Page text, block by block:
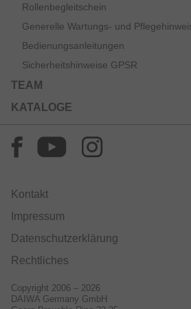
Rollenbegleitschein
Generelle Wartungs- und
Bedienungsanleitungen
Sicherheitshinweise GPSR
TEAM
KATALOGE
Kontakt
Impressum
Datenschutzerklärung
Rechtliches
Copyright 2006 – 2026
DAIWA Germany GmbH